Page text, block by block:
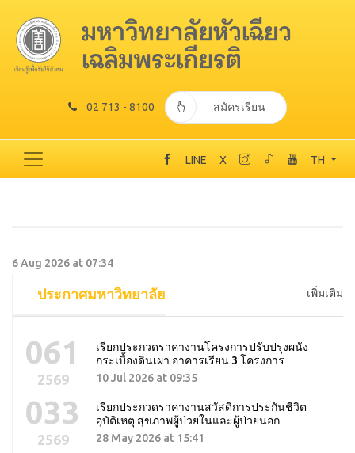
02 713 - 8100 สมัครเรียน
LINE X TH
6 Aug 2026 at 07:34
ประกาศมหาวิทยาลัย เพิ่มเติม
061
2569
เรียกประกวดราคางานโครงการปรับปรุงผนัง
กระเบื้องดินเผา อาคารเรียน 3 โครงการ
10 Jul 2026 at 09:35
033
2569
เรียกประกวดราคางานสวัสดิการประกันชีวิต
อุบัติเหตุ สุขภาพผู้ป่วยในและผู้ป่วยนอก
28 May 2026 at 15:41